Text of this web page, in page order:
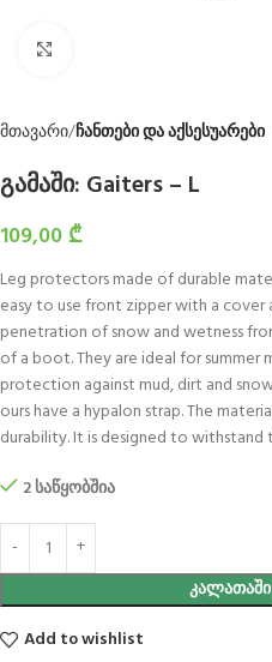
მთავარი ჩანთები და აქსესუარები
გამაში: Gaiters – L
109,00 ₾
Leg protectors made of durable
easy to use front zipper with a
penetration of snow and wetness
of a boot. They are ideal for summer
protection against mud, dirt and
ours have a hypalon strap. The
durability. It is designed to withstand
2 საწყობშია
Add to wishlist